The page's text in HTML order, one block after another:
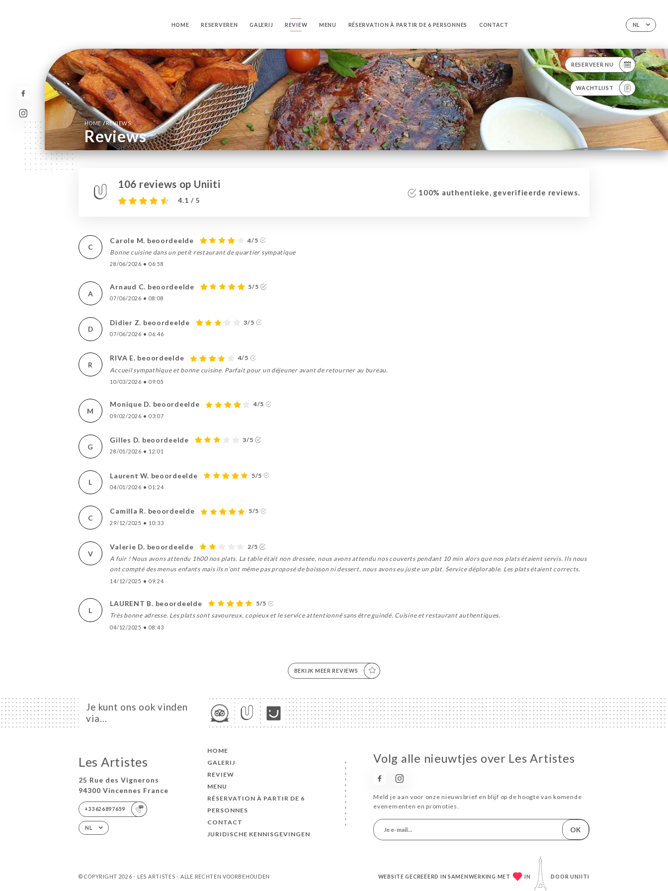
NL
HOME RESERVEREN GALERIJ REVIEW MENU RÉSERVATION À PARTIR DE 6 PERSONNES CONTACT
RESERVEER NU
WACHTLIJST
HOME /REVIEWS
Reviews
106 reviews op Uniiti
4.1 / 5
100% authentieke, geverifieerde reviews.
C
Carole M. beoordeelde
4/5
Bonne cuisine dans un petit restaurant de quartier sympatique
28/06/2026 • 06:58
A
Arnaud C. beoordeelde 5/5
07/06/2026 • 08:08
D
Didier Z. beoordeelde 3/5
07/06/2026 • 06:46
R
RIVA E. beoordeelde
4/5
Accueil sympathique et bonne cuisine. Parfait pour un déjeuner avant de retourner au bureau.
10/03/2026 • 09:05
M
Monique D. beoordeelde 4/5
09/02/2026 • 03:07
G
Gilles D. beoordeelde 3/5
28/01/2026 • 12:01
L
Laurent W. beoordeelde 5/5
04/01/2026 • 01:24
C
Camilla R. beoordeelde 5/5
29/12/2025 • 10:33
V
Valerie D. beoordeelde
2/5
A fuir ! Nous avons attendu 1h00 nos plats. La table était non dressée, nous avons attendu nos couverts pendant 10 min alors que nos plats étaient servis. Ils nous
ont compté des menus enfants mais ils n’ont même pas proposé de boisson ni dessert, nous avons eu juste un plat. Service déplorable. Les plats étaient corrects.
14/12/2025 • 09:24
L
LAURENT B. beoordeelde
5/5
Très bonne adresse. Les plats sont savoureux, copieux et le service attentionné sans être guindé. Cuisine et restaurant authentiques.
04/12/2025 • 08:43
BEKIJK MEER REVIEWS
Je kunt ons ook vinden
via…
Les Artistes
25 Rue des Vignerons
94300 Vincennes France
+33626897659
NL
HOME
GALERIJ
REVIEW
MENU
RÉSERVATION À PARTIR DE 6
PERSONNES
CONTACT
JURIDISCHE KENNISGEVINGEN
Volg alle nieuwtjes over Les Artistes
Meld je aan voor onze nieuwsbrief en blijf op de hoogte van komende
evenementen en promoties.
OK
© COPYRIGHT 2026 - LES ARTISTES - ALLE RECHTEN VOORBEHOUDEN WEBSITE GECREËERD IN SAMENWERKING MET IN DOORUNIITI